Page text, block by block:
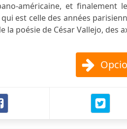
américaine, et finalement
est celle des années
la poésie de César Vallejo, des